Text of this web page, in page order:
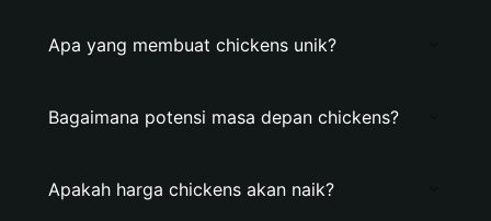
Apa yang membuat chickens unik?
Bagaimana potensi masa depan chickens?
Apakah harga chickens akan naik?